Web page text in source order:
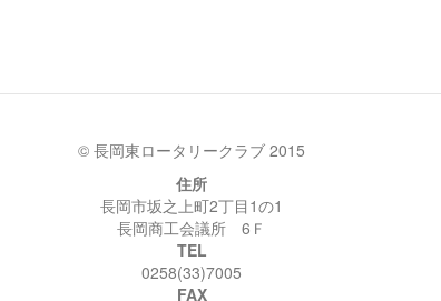
© 長岡東ロータリークラブ 2015
住所
長岡市坂之上町2丁目1の1
長岡商工会議所 6Ｆ
TEL
0258(33)7005
FAX